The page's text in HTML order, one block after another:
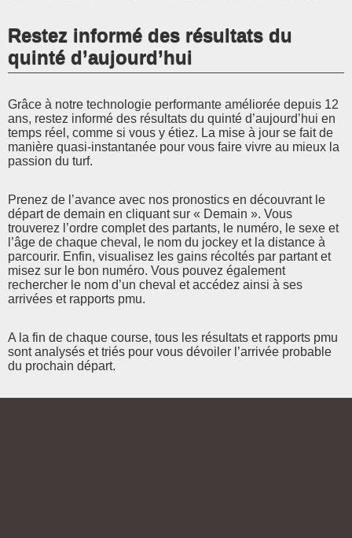
Restez informé des résultats du
quinté d’aujourd’hui
Grâce à notre technologie performante améliorée depuis 12
ans, restez informé des résultats du quinté d’aujourd’hui en
temps réel, comme si vous y étiez. La mise à jour se fait de
manière quasi-instantanée pour vous faire vivre au mieux la
passion du turf.
Prenez de l’avance avec nos pronostics en découvrant le
départ de demain en cliquant sur « Demain ». Vous
trouverez l’ordre complet des partants, le numéro, le sexe et
l’âge de chaque cheval, le nom du jockey et la distance à
parcourir. Enfin, visualisez les gains récoltés par partant et
misez sur le bon numéro. Vous pouvez également
rechercher le nom d’un cheval et accédez ainsi à ses
arrivées et rapports pmu.
A la fin de chaque course, tous les résultats et rapports pmu
sont analysés et triés pour vous dévoiler l’arrivée probable
du prochain départ.